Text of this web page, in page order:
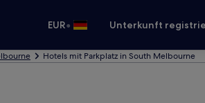
EUR• Unterkunft
Hotels mit Parkplatz in South Melbourne